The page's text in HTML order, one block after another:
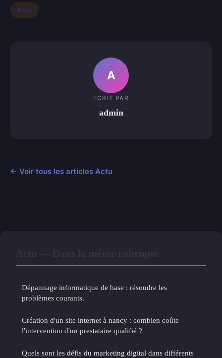
Actu
A
ECRIT PAR
admin
← Voir tous les articles Actu
Dépannage informatique de base : résoudre les
problèmes courants.
Création d'un site internet à nancy : combien coûte
l'intervention d'un prestataire qualifié ?
Quels sont les défis du marketing digital dans différents